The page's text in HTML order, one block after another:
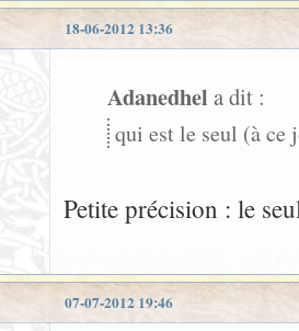
18-06-2012 13:36
Adanedhel a dit :
qui est le seul (à
Petite précision : le
07-07-2012 19:46